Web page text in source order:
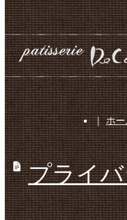
｜ ホー
プライ